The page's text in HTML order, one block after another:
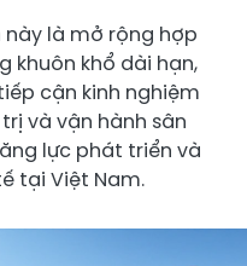
là mở rộng hợp
khuôn khổ dài hạn,
cận kinh nghiệm
và vận hành sân
lực phát triển và
tại Việt Nam.